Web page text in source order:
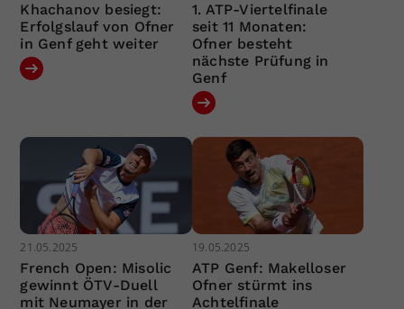
Khachanov besiegt:
Erfolgslauf von Ofner
in Genf geht weiter
1. ATP-Viertelfinale
seit 11 Monaten:
Ofner besteht
nächste Prüfung in
Genf
21.05.2025
French Open: Misolic
gewinnt ÖTV-Duell
mit Neumayer in der
19.05.2025
ATP Genf: Makelloser
Ofner stürmt ins
Achtelfinale